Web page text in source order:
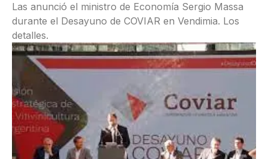
Las anunció el ministro de Economía Sergio Massa
durante el Desayuno de COVIAR en Vendimia. Los
detalles.